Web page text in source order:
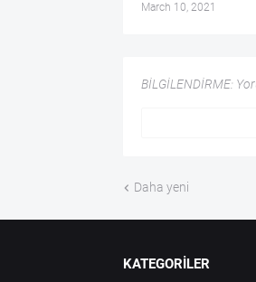
March 10, 2021
BİLGİLENDİRME:
Daha yeni
KATEGORİLER